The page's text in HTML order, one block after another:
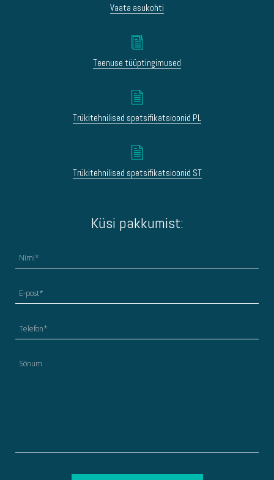
Vaata asukohti
Teenuse tüüptingimused
Trükitehnilised spetsifikatsioonid PL
Trükitehnilised spetsifikatsioonid ST
Küsi pakkumist: